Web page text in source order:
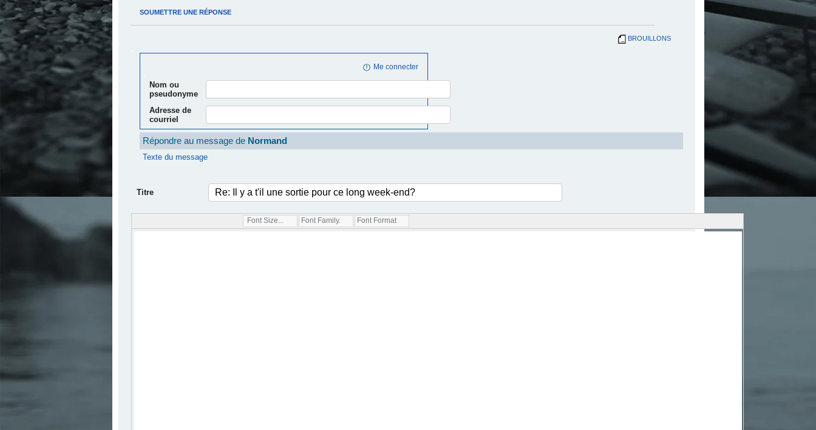
SOUMETTRE UNE RÉPONSE
BROUILLONS
Me connecter
Nom ou
pseudonyme
Adresse de
courriel
Répondre au message de Normand
Texte du message
Titre
Font Size... Font Family... Font Format...